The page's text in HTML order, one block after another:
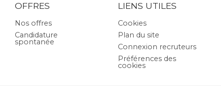
OFFRES
Nos offres
Candidature
spontanée
LIENS UTILES
Cookies
Plan du site
Connexion recruteurs
Préférences des
cookies